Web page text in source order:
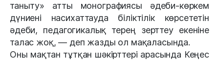
таныту» атты монографиясы әдеби-көркем
дүниені насихаттауда біліктілік көрсететін
әдеби, педагогикалық терең зерттеу екеніне
талас жоқ, — деп жазды ол мақаласында.
Оны мақтан тұтқан шәкірттері арасында Кеңес